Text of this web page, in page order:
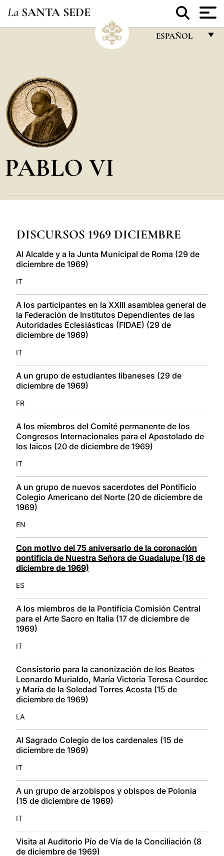
La SANTA SEDE
ESPAÑOL
العربيّة
LATINE
PABLO VI
DISCURSOS 1969 DICIEMBRE
Al Alcalde y a la Junta Municipal de Roma (29 de
diciembre de 1969)
IT
A los participantes en la XXIII asamblea general de
la Federación de Institutos Dependientes de las
Autoridades Eclesiásticas (FIDAE) (29 de
diciembre de 1969)
IT
A un grupo de estudiantes libaneses (29 de
diciembre de 1969)
FR
A los miembros del Comité permanente de los
Congresos Internacionales para el Apostolado de
los laicos (20 de diciembre de 1969)
IT
A un grupo de nuevos sacerdotes del Pontificio
Colegio Americano del Norte (20 de diciembre de
1969)
EN
Con motivo del 75 aniversario de la coronación
pontificia de Nuestra Señora de Guadalupe (18 de
diciembre de 1969)
ES
A los miembros de la Pontificia Comisión Central
para el Arte Sacro en Italia (17 de diciembre de
1969)
IT
Consistorio para la canonización de los Beatos
Leonardo Murialdo, María Victoria Teresa Courdec
y María de la Soledad Torres Acosta (15 de
diciembre de 1969)
LA
Al Sagrado Colegio de los cardenales (15 de
diciembre de 1969)
IT
A un grupo de arzobispos y obispos de Polonia
(15 de diciembre de 1969)
IT
Visita al Auditorio Pío de Vía de la Conciliación (8
de diciembre de 1969)